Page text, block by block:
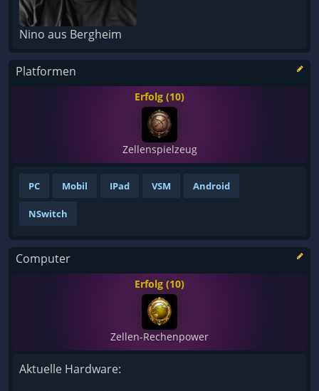
Nino aus Bergheim
Platformen
Erfolg (10)
Zellenspielzeug
PC Mobil IPad VSM Android
NSwitch
Computer
Erfolg (10)
Zellen-Rechenpower
Aktuelle Hardware: